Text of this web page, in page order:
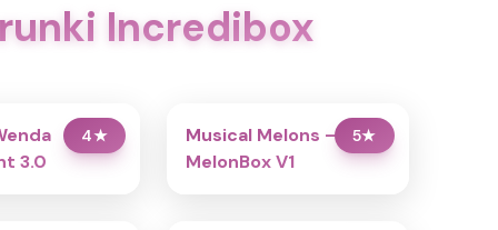
Incredibox
4★
3.0
5★
Musical Melons –
MelonBox V1